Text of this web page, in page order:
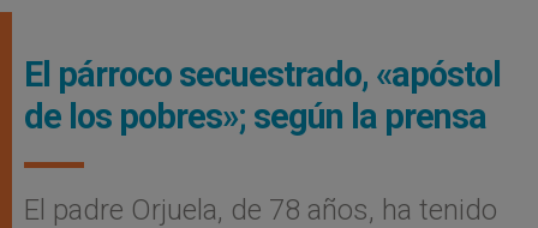
El párroco secuestrado, «apóstol
de los pobres»; según la prensa
El padre Orjuela, de 78 años, ha tenido